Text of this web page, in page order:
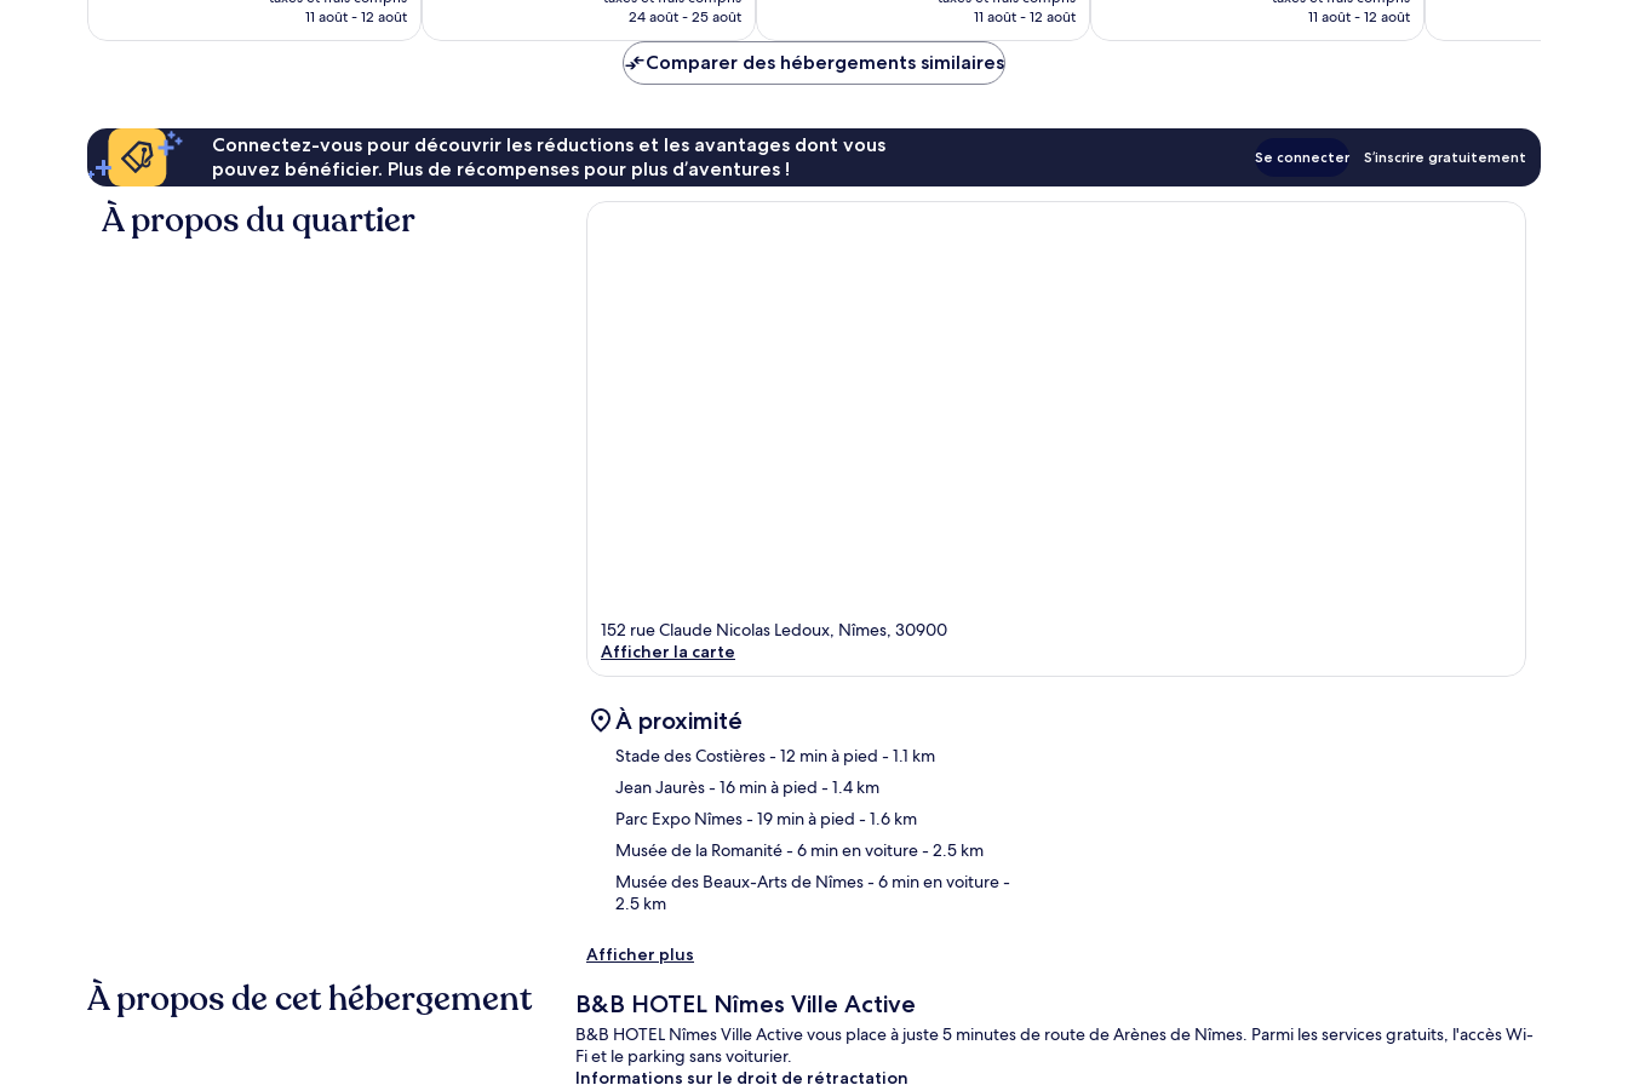
prix
11 août - 12 août
prix
de
79 €
24 août - 25 août
prix
11 août - 12 août
prix
11 août - 12 août
Comparer des hébergements similaires
Connectez-vous pour découvrir les réductions et les avantages dont vous
pouvez bénéficier. Plus de récompenses pour plus d’aventures !
Se connecter S’inscrire gratuitement
À propos du quartier
152 rue Claude Nicolas Ledoux, Nîmes, 30900
Afficher la carte
À proximité
Stade des Costières- 12 min à pied - 1.1 km
Jean Jaurès- 16 min à pied - 1.4 km
Parc Expo Nîmes- 19 min à pied - 1.6 km
Musée de la Romanité- 6 min en voiture- 2.5 km
Musée des Beaux-Arts de Nîmes- 6 min en voiture-
2.5 km
Afficher plus
À propos de cet hébergement B&B HOTEL Nîmes Ville Active
B&B HOTEL Nîmes Ville Active vous place à juste 5 minutes de route de Arènes de Nîmes. Parmi les services gratuits, l'accès Wi-
Fi et le parking sans voiturier.
Informations sur le droit de rétractation